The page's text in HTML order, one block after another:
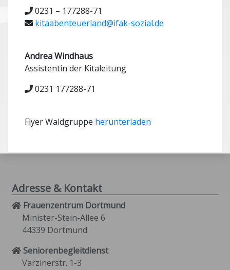
0231 – 177288-71
kitaabenteuerland@ifak-sozial.de
Andrea Windhaus
Assistentin der Kitaleitung
0231 177288-71
Flyer Waldgruppe herunterladen
Adresse & Kontakt
Frauenzentrum Dortmund
Minister-Stein-Allee 6
44339 Dortmund
Seniorenbegleitdienst
Varzinerstr. 1-3